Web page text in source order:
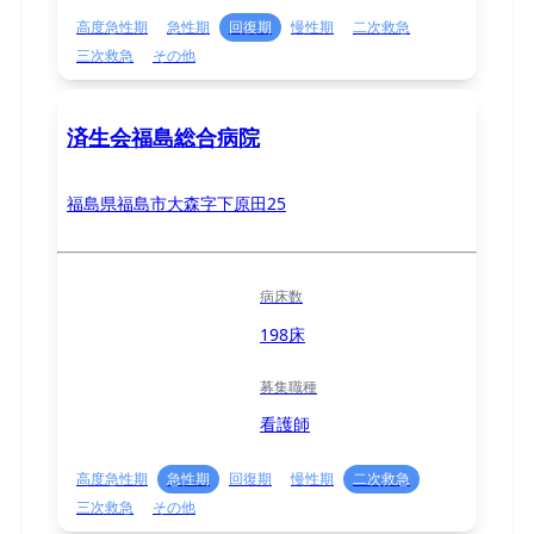
高度急性期 急性期 回復期 慢性期
二次救急
三次救急
その他
済生会福島総合病院
福島県福島市大森字下原田25
病床数
198床
募集職種
看護師
高度急性期 急性期 回復期 慢性期
二次救急
三次救急
その他